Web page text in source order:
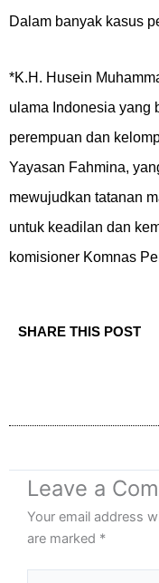
Dalam banyak kasus
*K.H. Husein
ulama Indonesia yang
perempuan dan
Yayasan Fahmina,
mewujudkan tatanan
untuk keadilan dan
komisioner Komnas
SHARE THIS POST
Leave a
Your email address
are marked *